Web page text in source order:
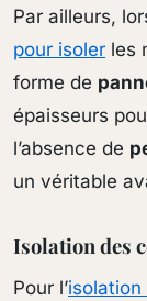
Par ailleurs,
pour isoler les
forme de
épaisseurs
l’absence de
un véritable
Isolation des
Pour l’isolation